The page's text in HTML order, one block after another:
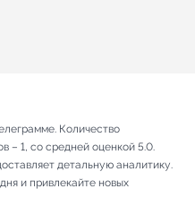
Количество
– 1, со средней оценкой 5.0.
детальную аналитику.
и привлекайте новых